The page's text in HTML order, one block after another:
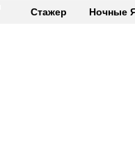
Стажер Ночные